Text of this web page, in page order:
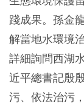
踐成果。孫金
解當地水環境
詳細詢問西湖
近平總書記殷
污、依法治污